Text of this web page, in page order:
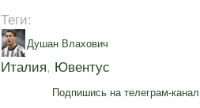
Теги:
Душан Влахович
Италия, Ювентус
Подпишись на телеграм-